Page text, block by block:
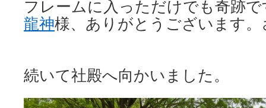
フレームに入っただけでも奇跡で
龍神様、ありがとうございます
続いて社殿へ向かいました。